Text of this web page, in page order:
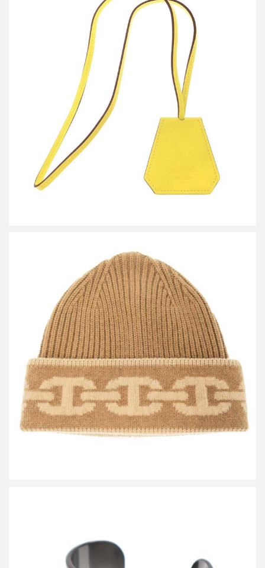
エルメス ハットクリップ カピュシーヌ
買取金額30,000円
エルメス Heaven Chaine D’ancre シェーヌ・ダンクル ジャガード
カシミヤニットキャップ
買取金額26,400円
詳しく見る